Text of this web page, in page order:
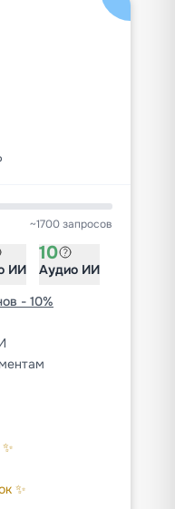
~1700 запросов
ИИ
10
Аудио ИИ
- 10%
✨